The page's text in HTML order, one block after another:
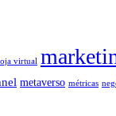
virtual
metaverso métricas